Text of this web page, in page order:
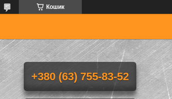
Кошик
+380 (63) 755-83-52